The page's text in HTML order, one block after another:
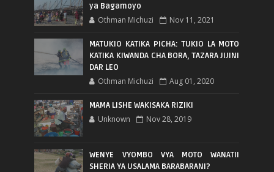
ya Bagamoyo
Othman Michuzi Nov 11, 2021
MATUKIO KATIKA PICHA: TUKIO LA MOTO
KATIKA KIWANDA CHA BORA, TAZARA JIJINI
DAR LEO
Othman Michuzi Aug 01, 2020
MAMA LISHE WAKISAKA RIZIKI
Unknown Nov 28, 2019
WENYE VYOMBO VYA MOTO WANATII
SHERIA YA USALAMA BARABARANI?